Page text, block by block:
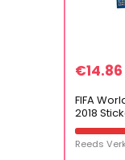
€14.86
FIFA
2018
Fußball-
Russland
Reeds